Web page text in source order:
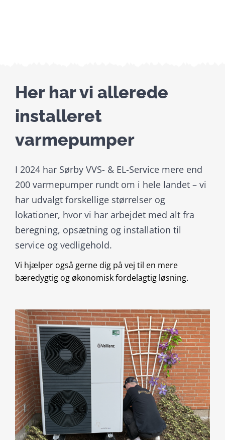
Her har vi allerede
installeret
varmepumper
I 2024 har Sørby VVS- & EL-Service mere end
200 varmepumper rundt om i hele landet – vi
har udvalgt forskellige størrelser og
lokationer, hvor vi har arbejdet med alt fra
beregning, opsætning og installation til
service og vedligehold.
Vi hjælper også gerne dig på vej til en mere
bæredygtig og økonomisk fordelagtig løsning.